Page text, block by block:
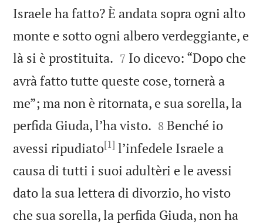
Israele ha fatto? È andata sopra ogni alto
monte e sotto ogni albero verdeggiante, e
là si è prostituita. 

7 Io dicevo: “Dopo che
avrà fatto tutte queste cose, tornerà a
me”; ma non è ritornata, e sua sorella, la
perfida Giuda, l’ha visto. 

8 Benché io
avessi ripudiato[1] l’infedele Israele a
causa di tutti i suoi adultèri e le avessi
dato la sua lettera di divorzio, ho visto
che sua sorella, la perfida Giuda, non ha